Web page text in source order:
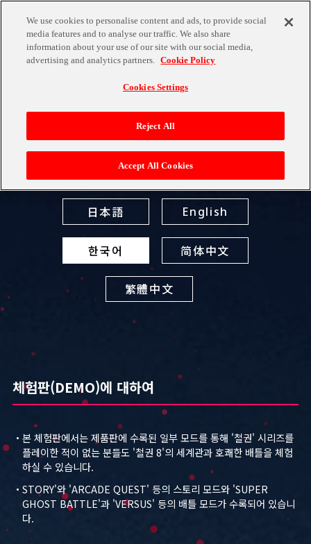
TOP
NEWS
MOVIE
CHARACTER
MODE
PRODUCTS
LANGUAGE
TEKKEN8 DEMO
'철권 8' 체험판 정보
日本語 English
한국어 简体中文
繁體中文
체험판(DEMO)에 대하여
・본 체험판에서는 제품판에 수록된 일부 모드를 통해 '철권' 시리즈를
플레이한 적이 없는 분들도 '철권 8'의 세계관과 호쾌한 배틀을 체험
하실 수 있습니다.
・STORY'와 'ARCADE QUEST' 등의 스토리 모드와 'SUPER
GHOST BATTLE'과 'VERSUS' 등의 배틀 모드가 수록되어 있습니
다.
We use cookies to personalise content and ads, to provide social
media features and to analyse our traffic. We also share
information about your use of our site with our social media,
advertising and analytics partners. Cookie Policy
Cookies Settings
Reject All
Accept All Cookies